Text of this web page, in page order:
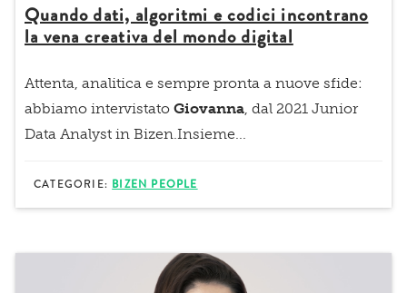
Quando dati, algoritmi e codici incontrano
la vena creativa del mondo digital
Attenta, analitica e sempre pronta a nuove sfide:
abbiamo intervistato Giovanna , dal 2021 Junior
Data Analyst in Bizen .Insieme...
CATEGORIE: BIZEN PEOPLE